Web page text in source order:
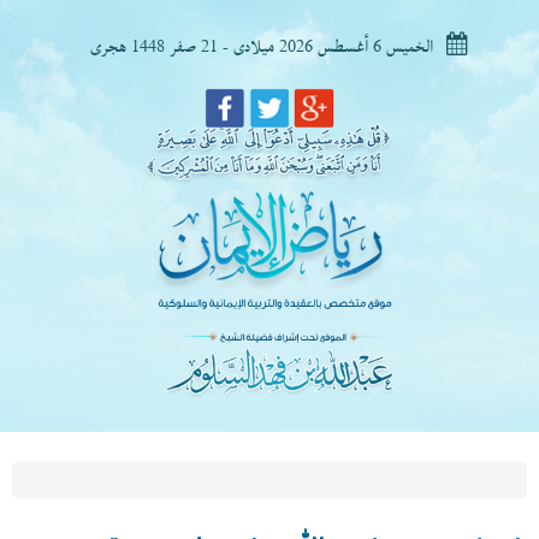
الخميس 6 أغسطس 2026 ميلادى - 21 صفر 1448 هجرى